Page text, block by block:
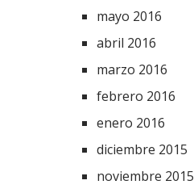
mayo 2016
abril 2016
marzo 2016
febrero 2016
enero 2016
diciembre 2015
noviembre 2015